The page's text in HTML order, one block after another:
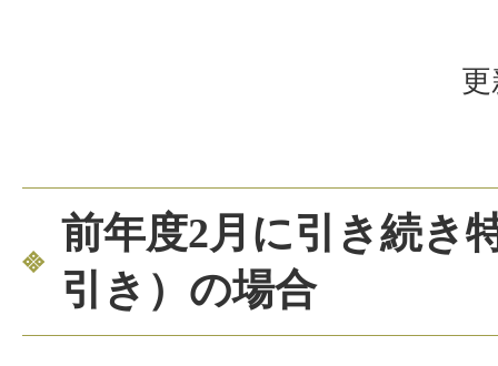
前年度2月に引き続き
引き）の場合